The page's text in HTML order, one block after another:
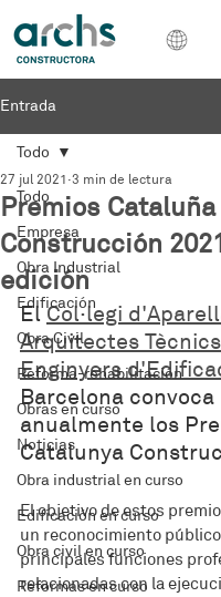
Entrada
Todo
Empresa
Obra Industrial
Edificación
Obra Civil
Reforma-rehabilitación
Obras en curso
Noticias
Obra industrial en curso
Edificación en curso
Obra civil en curso
Reformas en curso
Todo
Premios
Construcción
edición
27 jul 2021 3 min de lectura
El Col·legi
Arquitectes
Enginyers
Barcelona convoca
anualmente los
Catalunya
El objetivo de estos
un reconocimiento
principales funciones
relacionadas con la